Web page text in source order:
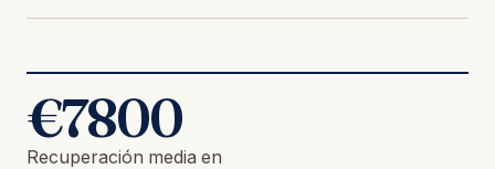
€7800
Recuperación media en